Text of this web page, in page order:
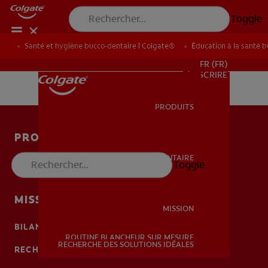
Toggle
SANTÉ BUCCO-DENTAIRE
POUR LES PROFESSIONNELS
FR (FR)
S’INSCRIRE
PRODUITS
SANTÉ BUCCO-DENTAIRE
MISSION
ROUTINE BLANCHEUR SUR MESURE
RECHERCHE DES SOLUTIONS IDÉALES
Toggle
Santé et hygiène bucco-dentaire | Colgate® Éducation à la santé
PRODUITS
SANTÉ BUCCO-DENTAIRE
MISSION
BILAN DE SANTÉ BUCCO-DENTAIRE
RECHERCHE DES SOLUTIONS IDÉALES